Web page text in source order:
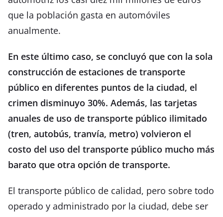
que la población gasta en automóviles
anualmente.
En este último caso, se concluyó que con la sola
construcción de estaciones de transporte
público en diferentes puntos de la ciudad, el
crimen disminuyo 30%. Además, las tarjetas
anuales de uso de transporte público ilimitado
(tren, autobús, tranvía, metro) volvieron el
costo del uso del transporte público mucho más
barato que otra opción de transporte.
El transporte público de calidad, pero sobre todo
operado y administrado por la ciudad, debe ser